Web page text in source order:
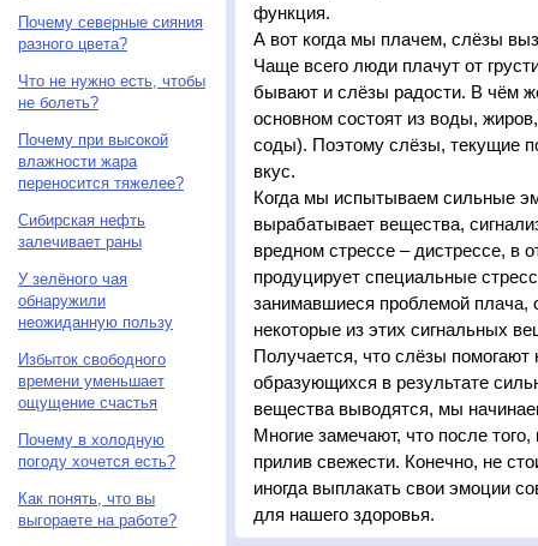
Почему северные сияния
разного цвета?
Что не нужно есть, чтобы
не болеть?
Почему при высокой
влажности жара
переносится тяжелее?
Сибирская нефть
залечивает раны
У зелёного чая
обнаружили
неожиданную пользу
Избыток свободного
времени уменьшает
ощущение счастья
Почему в холодную
погоду хочется есть?
Как понять, что вы
выгораете на работе?
функция.
А вот когда мы плачем, слёзы
Чаще всего люди плачут от
бывают и слёзы радости. В чём
основном состоят из воды,
соды). Поэтому слёзы, текущие
вкус.
Когда мы испытываем сильные
вырабатывает вещества,
вредном стрессе – дистрессе, в
продуцирует специальные
занимавшиеся проблемой плача,
некоторые из этих сигнальных
Получается, что слёзы
образующихся в результате
вещества выводятся, мы
Многие замечают, что после
прилив свежести. Конечно, не
иногда выплакать свои эмоции
для нашего здоровья.